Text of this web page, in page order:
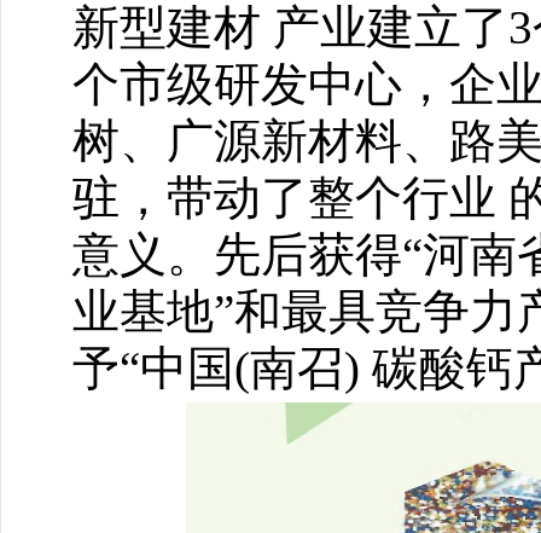
新型建材 产业建立了
个市级研发中心，企
树、广源新材料、路
驻，带动了整个行业
意义。先后获得“河南
业基地”和最具竞争力
予“中国(南召) 碳酸钙